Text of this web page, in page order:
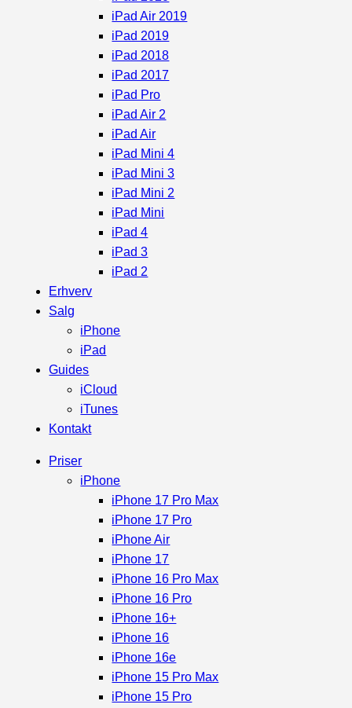
iPad Air 2019
iPad 2019
iPad 2018
iPad 2017
iPad Pro
iPad Air 2
iPad Air
iPad Mini 4
iPad Mini 3
iPad Mini 2
iPad Mini
iPad 4
iPad 3
iPad 2
Erhverv
Salg
iPhone
iPad
Guides
iCloud
iTunes
Kontakt
Priser
iPhone
iPhone 17 Pro Max
iPhone 17 Pro
iPhone Air
iPhone 17
iPhone 16 Pro Max
iPhone 16 Pro
iPhone 16+
iPhone 16
iPhone 16e
iPhone 15 Pro Max
iPhone 15 Pro